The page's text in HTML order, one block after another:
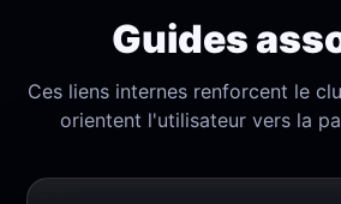
Guides
Ces liens internes renforcent le
orientent l'utilisateur vers la